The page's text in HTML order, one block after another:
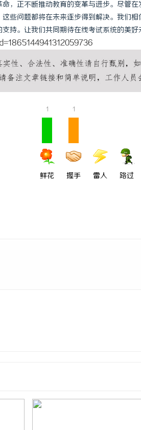
，正不断推动教育的变革与进步。尽管
些问题都将在未来逐步得到解决。我们
持。让我们共同期待在线考试系统的美好
1
鲜花
1
握手 雷人 路过